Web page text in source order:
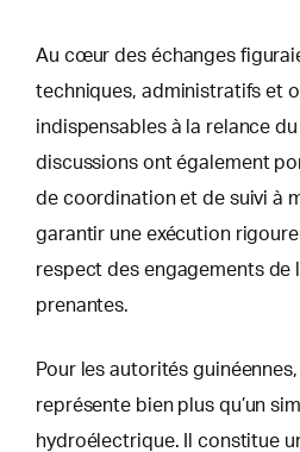
Au cœur des échanges
techniques, administratifs et
indispensables à la relance
discussions ont également
de coordination et de suivi à
garantir une exécution
respect des engagements de
prenantes.
Pour les autorités
représente bien plus qu’un
hydroélectrique. Il constitue